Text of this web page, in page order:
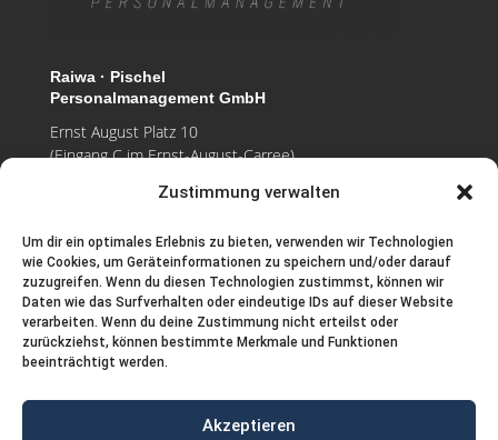
Zustimmung verwalten
Um dir ein optimales Erlebnis zu bieten, verwenden wir Technologien
wie Cookies, um Geräteinformationen zu speichern und/oder darauf
zuzugreifen. Wenn du diesen Technologien zustimmst, können wir
Daten wie das Surfverhalten oder eindeutige IDs auf dieser Website
verarbeiten. Wenn du deine Zustimmung nicht erteilst oder
zurückziehst, können bestimmte Merkmale und Funktionen
beeinträchtigt werden.
Akzeptieren
Raiwa · Pischel
Personalmanagement GmbH
Ernst August Platz 10
(Eingang C im Ernst-August-Carree)
Tel.: (0511) 123 588 – 0
WhatsApp: 0172 412 21 76 (keine Anrufe)
Fax: (0511) 123 588 – 33
E-Mailinfo@raiwa-pischel.de
Web www.raiwa-pischel.de